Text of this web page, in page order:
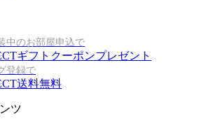
中のお部屋申込で
ギフトクーポンプレゼント
登録で
送料無料
ツ